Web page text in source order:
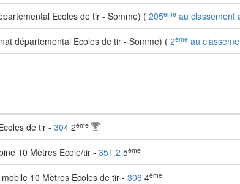
Ecoles de tir - Somme) ( 205ème au classement
départemental Ecoles de tir - Somme) ( 2ème au
de tir - 304 2ème
10 Mètres Ecole/tir - 351.2 5ème
10 Mètres Ecoles de tir - 306 4ème